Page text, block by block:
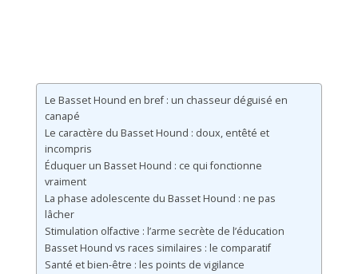
Le Basset Hound en bref : un chasseur déguisé en
canapé
Le caractère du Basset Hound : doux, entêté et
incompris
Éduquer un Basset Hound : ce qui fonctionne
vraiment
La phase adolescente du Basset Hound : ne pas
lâcher
Stimulation olfactive : l’arme secrète de l’éducation
Basset Hound vs races similaires : le comparatif
Santé et bien-être : les points de vigilance